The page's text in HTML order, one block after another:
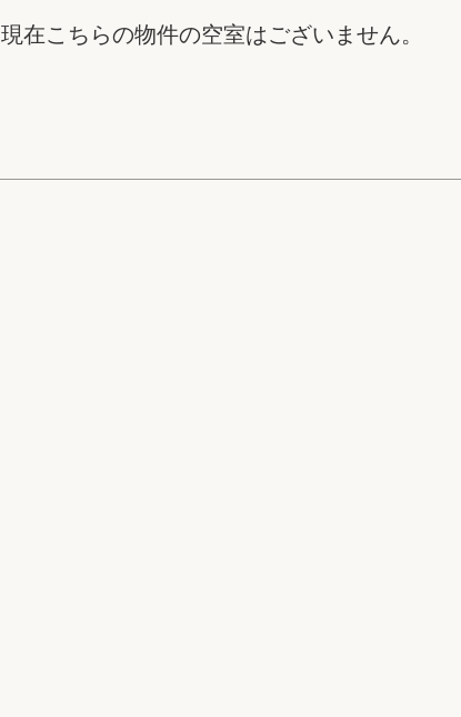
現在こちらの物件の空室はございません。